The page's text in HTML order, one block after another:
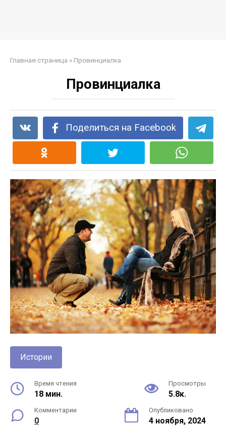
Главная страница » Провинциалка
Провинциалка
Поделиться на Facebook
Истории
Время чтения
18 мин.
Просмотры
5.8к.
Комментарии
0
Опубликовано
4 ноября, 2024